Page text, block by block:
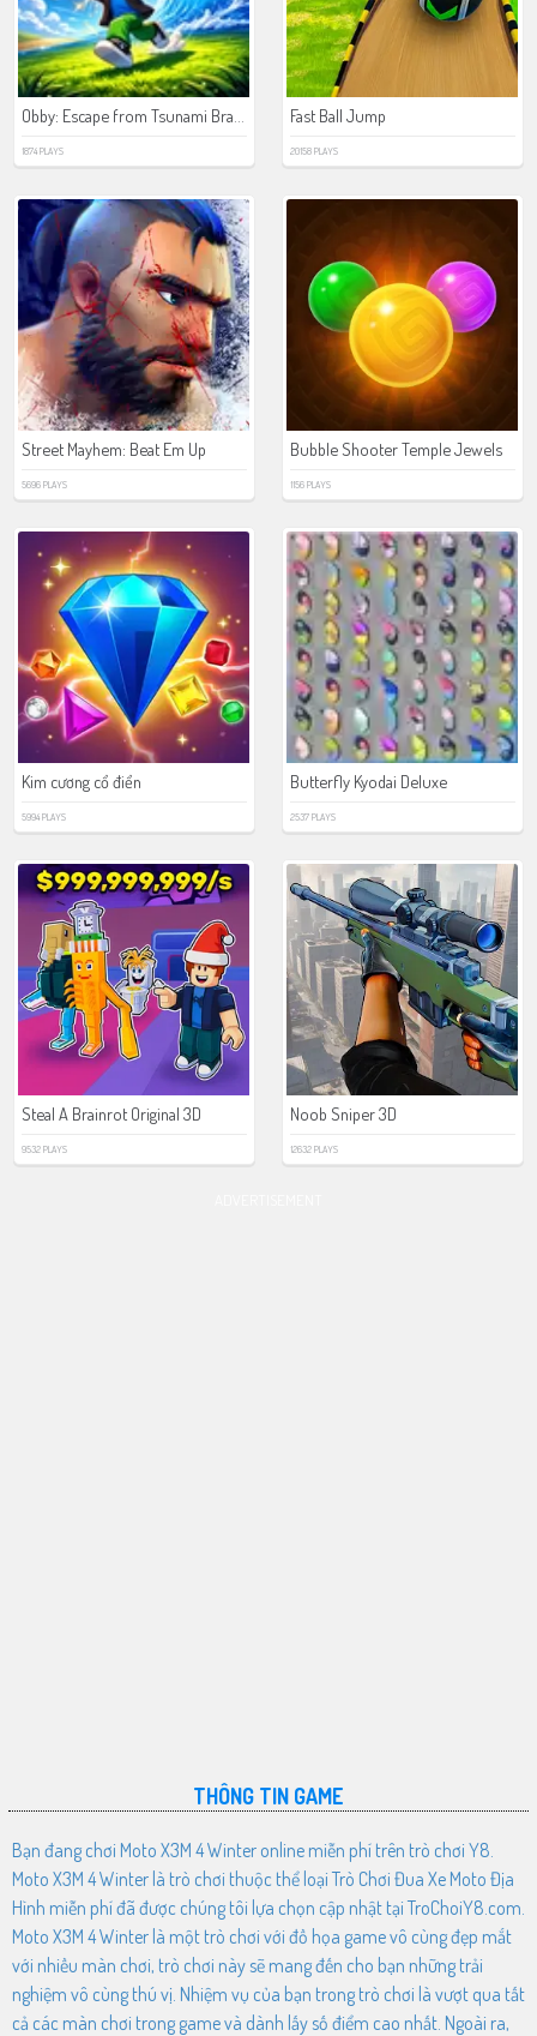
Obby: Escape from Tsunami Brainrot
1874 PLAYS
Fast Ball Jump
20158 PLAYS
Street Mayhem: Beat Em Up
5696 PLAYS
Bubble Shooter Temple Jewels
1156 PLAYS
Kim cương cổ điển
5994 PLAYS
Butterfly Kyodai Deluxe
2537 PLAYS
Steal A Brainrot Original 3D
9532 PLAYS
Noob Sniper 3D
12632 PLAYS
THÔNG TIN GAME
Bạn đang chơi Moto X3M 4 Winter online miễn phí trên trò chơi Y8.
Moto X3M 4 Winter là trò chơi thuộc thể loại Trò Chơi Đua Xe Moto Địa
Hình miễn phí đã được chúng tôi lựa chọn cập nhật tại TroChoiY8.com.
Moto X3M 4 Winter là một trò chơi với đồ họa game vô cùng đẹp mắt
với nhiều màn chơi, trò chơi này sẽ mang đến cho bạn những trải
nghiệm vô cùng thú vị. Nhiệm vụ của bạn trong trò chơi là vượt qua tất
cả các màn chơi trong game và dành lấy số điểm cao nhất. Ngoài ra,